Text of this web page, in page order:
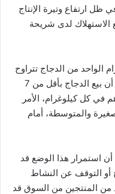
ارتفاع وتيرة الإنتاج
الاستهلاك لدى شريحة
الواحد من الدجاج تتراوح
حالياً ما بين 15 و17 درهماً، وهو ما يعني أن بيع الدجاج بأقل من 7
المربين خسائر تتجاوز 8 دراهم في كل كيلوغرام، الأمر
والمتوسطة، أمام
استمرار هذا الوضع قد
أو التوقف عن النشاط
من المنتجين من السوق قد